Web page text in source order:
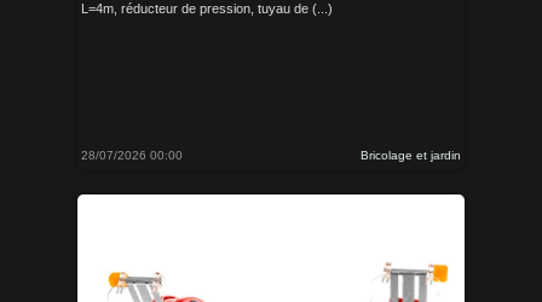
L=4m, réducteur de pression, tuyau de (...)
28/07/2026 00:00 Bricolage et jardin